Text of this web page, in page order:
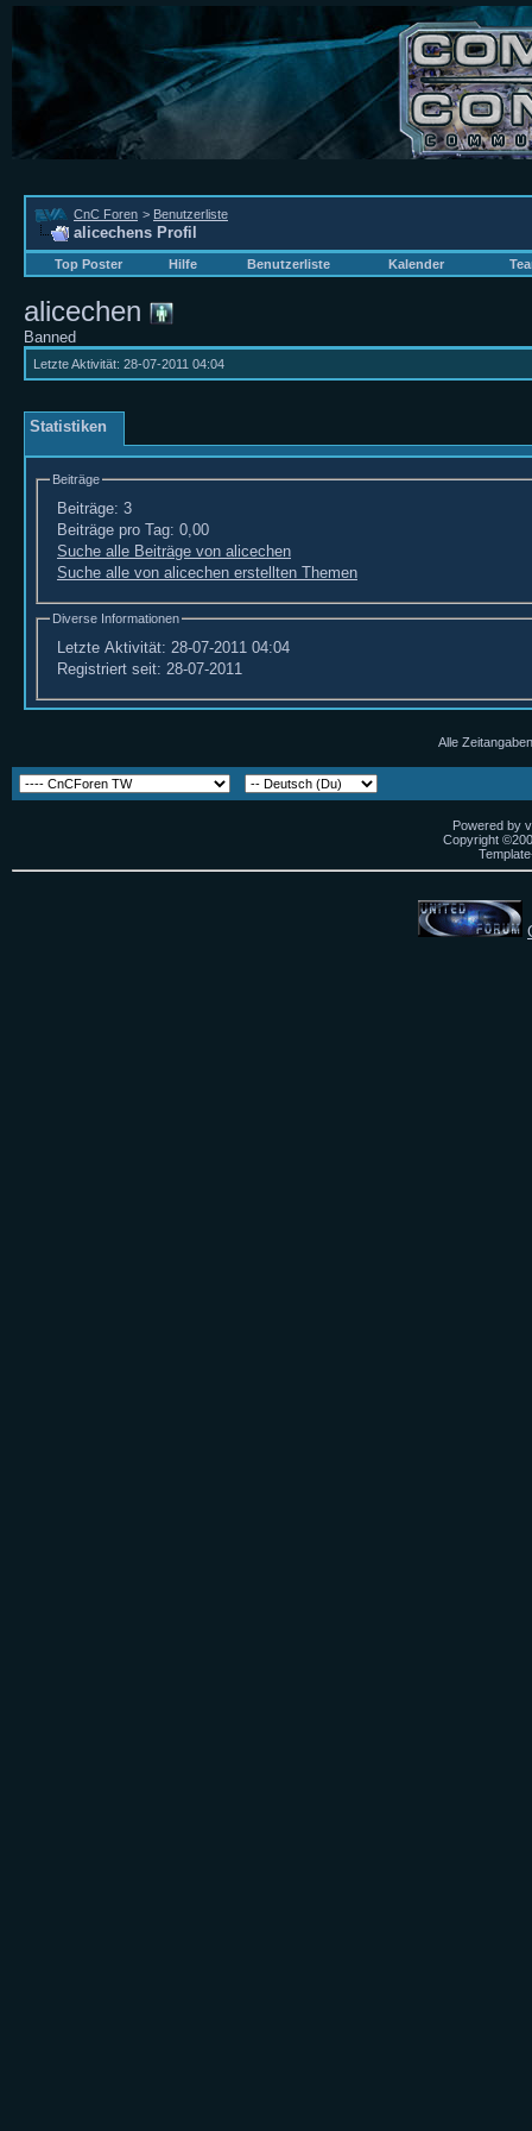
CnC Foren > Benutzerliste
alicechens Profil
Top Poster Hilfe Benutzerliste Kalender
alicechen
Banned
Letzte Aktivität: 28-07-2011 04:04
Statistiken
Beiträge
Beiträge: 3
Beiträge pro Tag: 0,00
Suche alle Beiträge von alicechen
Suche alle von alicechen erstellten Themen
Diverse Informationen
Letzte Aktivität: 28-07-2011 04:04
Registriert seit: 28-07-2011
Alle
Powered by
Copyright